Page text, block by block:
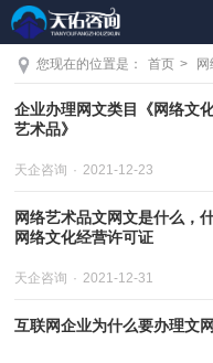
您现在的位置是： 首页 >
企业办理网文类目《网络文
艺术品》
天企咨询 2021-12-23
网络艺术品文网文是什么，
网络文化经营许可证
天企咨询 2021-12-31
互联网企业为什么要办理文